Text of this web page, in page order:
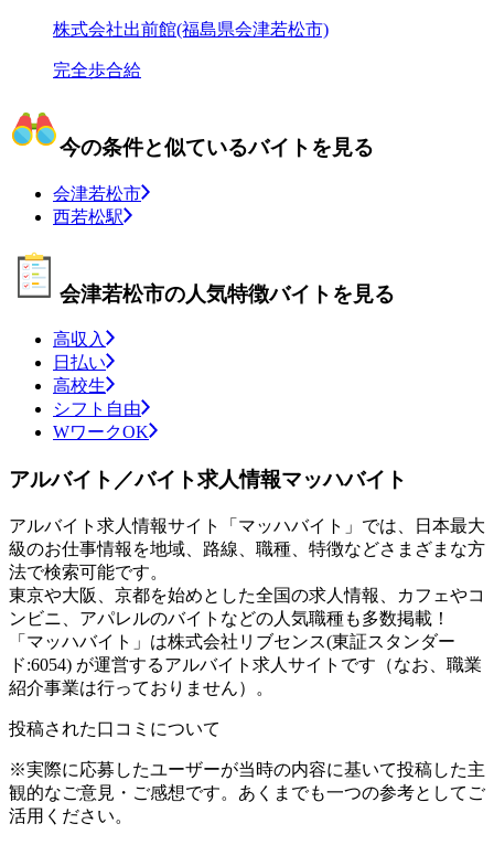
株式会社出前館(福島県会津若松市)
完全歩合給
今の条件と似ているバイトを見る
会津若松市
西若松駅
会津若松市の人気特徴バイトを見る
高収入
日払い
高校生
シフト自由
WワークOK
アルバイト／バイト求人情報マッハバイト
アルバイト求人情報サイト「マッハバイト」では、日本最大
級のお仕事情報を地域、路線、職種、特徴などさまざまな方
法で検索可能です。
東京や大阪、京都を始めとした全国の求人情報、カフェやコ
ンビニ、アパレルのバイトなどの人気職種も多数掲載！
「マッハバイト」は株式会社リブセンス(東証スタンダー
ド:6054) が運営するアルバイト求人サイトです（なお、職業
紹介事業は行っておりません）。
投稿された口コミについて
※実際に応募したユーザーが当時の内容に基いて投稿した主
観的なご意見・ご感想です。あくまでも一つの参考としてご
活用ください。